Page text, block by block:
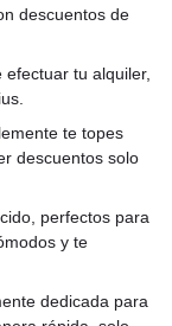
descuentos de
tu alquiler,
te topes
descuentos solo
perfectos para
y te
dedicada para